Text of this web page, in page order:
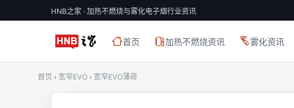
HNB之家 · 加热不燃烧与雾化电子烟行业资讯
首页 加热不燃烧资讯 雾化资讯
首页 › 宽窄EVO › 宽窄EVO薄荷